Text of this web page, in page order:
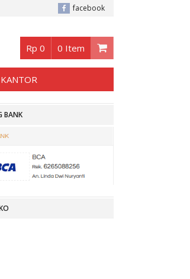
d jam 17.00 , Sabtu - Minggu 08.30 s/d 14.00.
facebook
Rp 0 0 Item
BANK